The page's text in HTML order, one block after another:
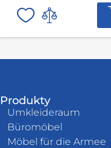
Produkty
Umkleideraum
Büromöbel
Möbel für die Armee